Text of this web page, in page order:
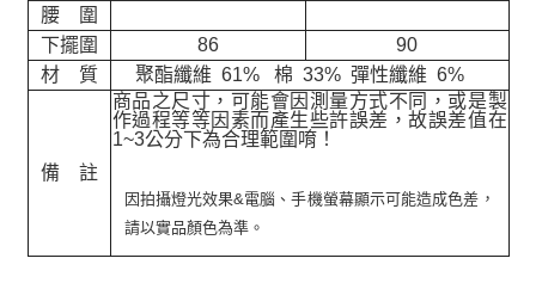
腰 圍
下擺圍
86
90
材 質
聚酯纖維 61% 棉 33% 彈性纖維 6%
備 註
商品之尺寸，可能會因測量方式不同，或是製
作過程等等因素而產生些許誤差，故誤差值在
1~3公分下為合理範圍唷！
因拍攝燈光效果&電腦、手機螢幕顯示可能造成色差，
請以實品顏色為準。